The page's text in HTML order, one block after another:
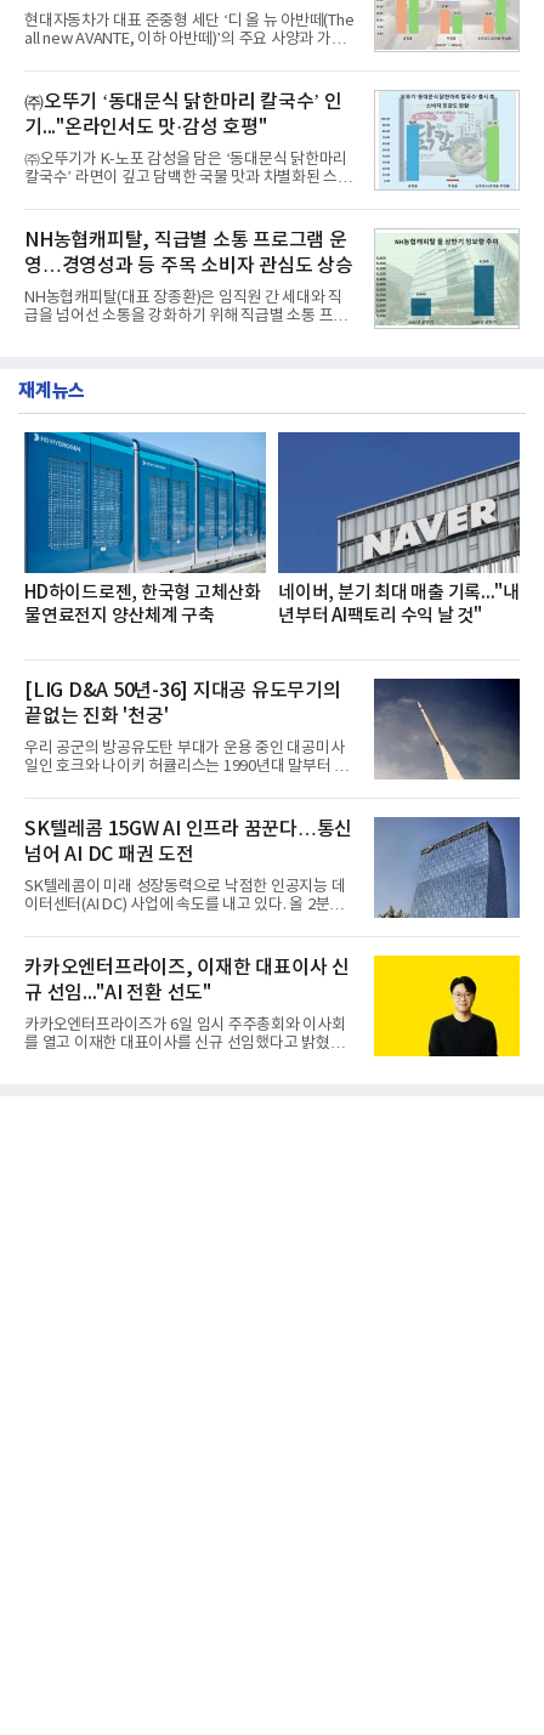
공사가 브랜드평판지수 10,670,633을 기록하며 8월
1위에 올랐다고 밝혔다. 분석에 활용된 빅데이터는 지
난 7월(88,893,823건) 대비 2.48% 증가한 수치다.연
수력원자력, 한국석
현대자동차가 대표 준중형 세단 ‘디 올 뉴 아반떼(The
all new AVANTE, 이하 아반떼)’의 주요 사양과 가격
떼는 6년 만에 선보이는 8세대 완전변경 모델로, ▲정
교한 선과 면을 중심으로 완성한 파격적인 디자인 ▲
과거 중형 세단 수준으로 확대된 차체 제원 ▲글로벌
최고 수준의 안전성 ▲성능과 효율을 동시에 높인 주
행 완성도 ▲첨단 편의 및 디지털 사양 적용 등을 통해
글로벌 준중형 세단의 새로운 기준을 세웠다.아반떼
는 가솔린 2.0과 1.6 하이브리드 두 가지 파워트레인
넘
㈜오뚜기 ‘동대문식 닭한마리 칼국수’ 인
기..."온라인서도 맛·감성 호평"
㈜오뚜기가 K-노포 감성을 담은 ‘동대문식 닭한마리
칼국수’ 라면이 깊고 담백한 국물 맛과 차별화된 스토
혔다.‘동대문식 닭한마리 칼국수’는 예상을 뛰어넘는
소비자 호응에 힘입어 지난 7월 13일 첫 선을 보인 지
단 18일 만에 누적 판매량 50만 개를 돌파하는 성과를
거두었다.이번 신제품은 개발진이 전국의 닭한마리
전문점을 직접 찾아 다니며 최적의 육수 비율을 완성
했다. 자극적이지 않으면서도 깊은 닭육수에 마늘의
개운한 풍미를 더했으며, 국물이 잘 배어들면서도 쫄
서도
NH농협캐피탈, 직급별 소통 프로그램 운
영…경영성과 등 주목 소비자 관심도 상승
NH농협캐피탈(대표 장종환)은 임직원 간 세대와 직
급을 넘어선 소통을 강화하기 위해 직급별 소통 프로
영지원부 홍보팀과 2026년 새로이(e)＊가 공동 주관
쳐 진행됐다.참고로 새로이(e)는 NH농협캐피탈 MZ
세대들로(과장~계장) 구성된 자율 참여조직으로, 조
직문화 혁신과 업무 효율성 향상을 위한 다양한 활동
을 추진하며,새로운 변화와 이로운 영향력을 조직전
반에 전파하는 역할
재계뉴스
HD하이드로젠, 한국형 고체산화
물연료전지 양산체계 구축
네이버, 분기 최대 매출 기록..."내
년부터 AI팩토리 수익 날 것"
[LIG D&A 50년-36] 지대공 유도무기의
끝없는 진화 '천궁'
우리 공군의 방공유도탄 부대가 운용 중인 대공미사
일인 호크와 나이키 허큘리스는 1990년대 말부터 성
기존 미사일체계를 대체할 중고도 및 중거리 대공미
사일을 개발하기로 결정했다.처음 KM-SAM 사업으로
불린 이 사업의 명칭은 호크(Iron Hawk, 철매)를 대체
한다는 의미에서 ‘철매Ⅱ’ 로 정해졌다. 철매Ⅱ 개발
사업은 미사일체계 완성 후인 2011년 ‘천궁(天弓)’으
로 다시 장비명이 바뀌었다. 17개 업체와 관련 기관이
참여한 가운데 LIG 넥스원은 탐색 개발에서 체계개발
인 천궁
SK텔레콤 15GW AI 인프라 꿈꾼다…통신
넘어 AI DC 패권 도전
SK텔레콤이 미래 성장동력으로 낙점한 인공지능 데
이터센터(AI DC) 사업에 속도를 내고 있다. 올 2분기
는 2035년까지 총 15GW(기가와트) 규모의 AI DC를
구축하겠다는 대형 청사진을 제시하면서다. 이에 따
라 경쟁 구도 역시 이동통신사인 KT, LG유플러스를
넘어 네이버, 삼성SDS 등 IT 인프라 기업으로 확장되
고 있다.7일 SK텔레콤에 따르면 회사는 올해 2분기
연결 기준 매출 4조 3591억원, 영업이익 5660억원을
기록했다. 매출은 전년 동기 대비 0.5%, 영업이익은
카카오엔터프라이즈, 이재한 대표이사 신
규 선임..."AI 전환 선도"
카카오엔터프라이즈가 6일 임시 주주총회와 이사회
를 열고 이재한 대표이사를 신규 선임했다고 밝혔다.